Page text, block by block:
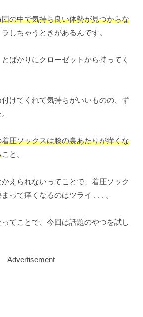
の中で気持ち良い体勢が見つからな
ラしちゃうときがあるんです。
ばかりにクローゼットから持ってく
けてくれて気持ちがいいものの、ず
圧ソックスは膝の裏あたりが痒くな
こと。
えられないってことで、着圧ソック
って痒くなるのはツライ . . . 。
てことで、今回は話題のやつを試し
Advertisement